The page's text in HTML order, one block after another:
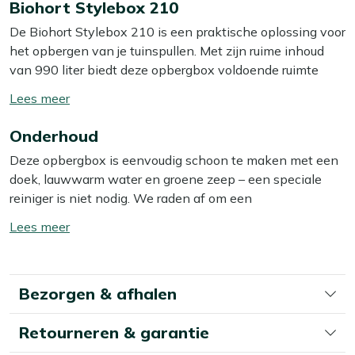
Biohort Stylebox 210
De Biohort Stylebox 210 is een praktische oplossing voor
het opbergen van je tuinspullen. Met zijn ruime inhoud
van 990 liter biedt deze opbergbox voldoende ruimte
De donkergrijs metallic kleur geeft de box een moderne
opbergbox op een vlakke ondergrond te plaatsen.
Dankzij de condensbescherming blijven je kussens het
hele jaar door veilig en droog.
Eigenschappen
maken over natte kussens of gereedschap.
Vuurverzinkt staal
staal zorgt voor een sterke en duurzame constructie,
waardoor de box bestand is tegen diverse
Toon/verberg
meer
Onderhoud
Deze opbergbox is eenvoudig schoon te maken met een
doek, lauwwarm water en groene zeep – een speciale
reiniger is niet nodig. We raden af om een
kan beschadigen. Dankzij het robuuste stalen ontwerp
met een doek is voldoende om hem jarenlang mooi en in
topconditie te houden.
Toon/verberg
Bezorgen & afhalen
Retourneren & garantie